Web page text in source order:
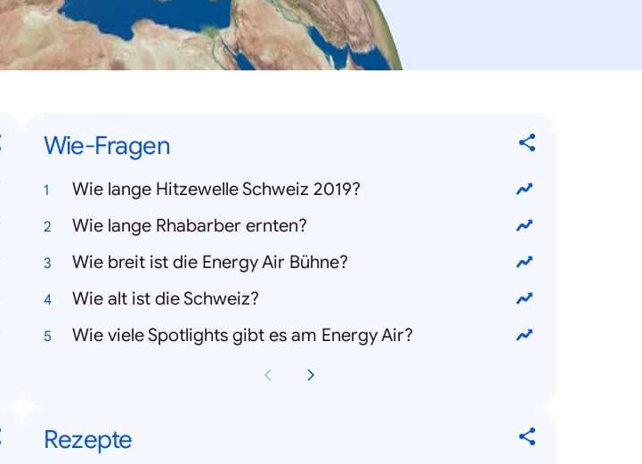
Wie-Fragen
Wie lange Hitzewelle Schweiz 2019?
Wie lange Rhabarber ernten?
Wie breit ist die Energy Air Bühne?
Wie alt ist die Schweiz?
Wie viele Spotlights gibt es am Energy Air?
Rezepte